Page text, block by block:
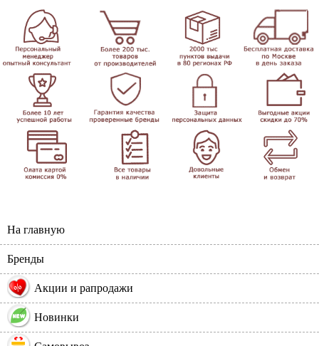
На главную
Бренды
% Акции и рапродажи
Новинки